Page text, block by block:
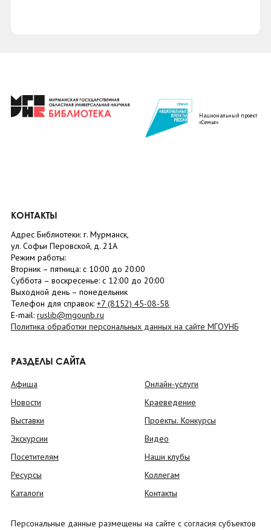
Национальный проект
«Семья»
КОНТАКТЫ
Адрес Библиотеки: г. Мурманск,
ул. Софьи Перовской, д. 21А
Режим работы:
Вторник – пятница: с 10:00 до 20:00
Суббота – воскресенье: c 12:00 до 20:00
Выходной день – понедельник
Телефон для справок: +7 (8152) 45-08-58
E-mail: ruslib@mgounb.ru
Политика обработки персональных данных на сайте МГОУНБ
РАЗДЕЛЫ САЙТА
Афиша
Новости
Выставки
Экскурсии
Посетителям
Ресурсы
Каталоги
Онлайн-услуги
Краеведение
Проекты. Конкурсы
Видео
Наши клубы
Коллегам
Контакты
Персональные данные размещены на сайте с согласия субъектов